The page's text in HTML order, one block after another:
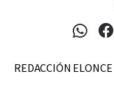
REDACCIÓN ELONCE